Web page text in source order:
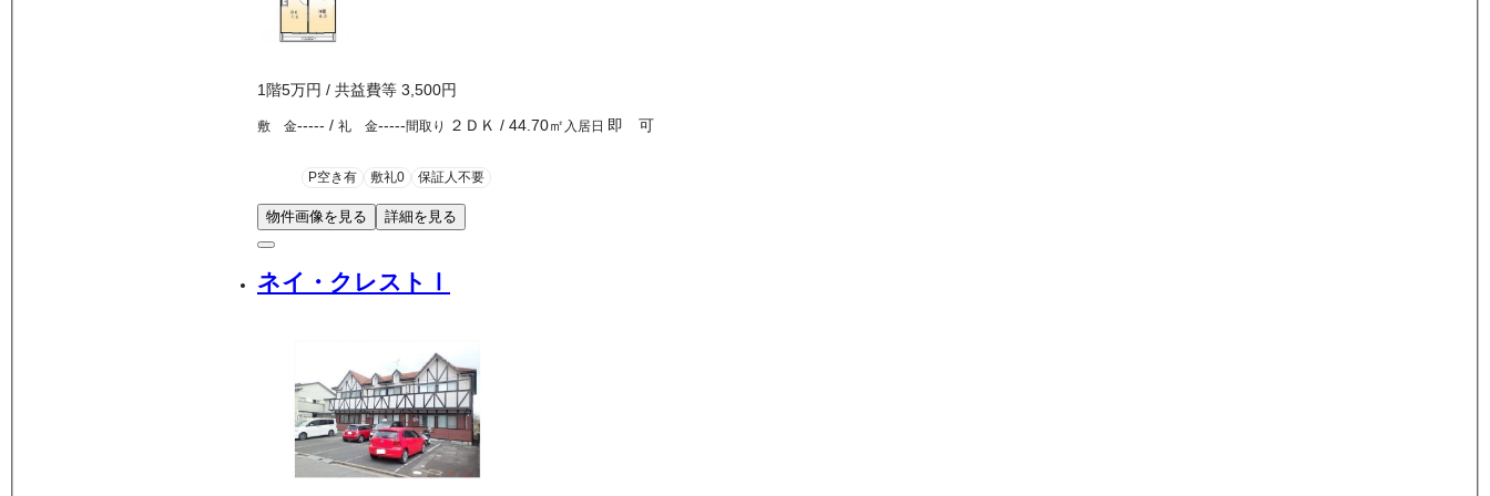
1 階5万円 / 共益費等 3,500円
敷 金----- / 礼 金-----間取り ２ＤＫ / 44.70㎡ 入居日 即 可
P空き有 敷礼0 保証人不要
物件画像を見る 詳細を見る
ネイ・クレストⅠ